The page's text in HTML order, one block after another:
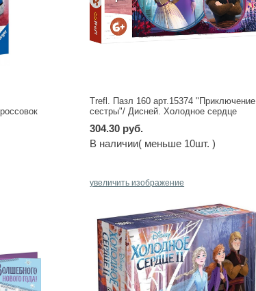
Trefl. Пазл 160 арт.15374 "Приключение
сестры"/ Дисней. Холодное сердце
304.30 руб.
В наличии( меньше 10шт. )
увеличить изображение